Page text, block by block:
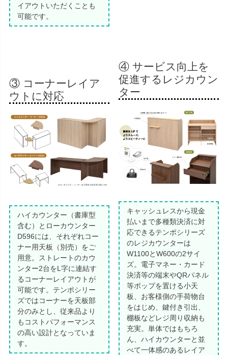
イアウトいただくことも
可能です。
③ コーナーレイア
ウトに対応
ハイカウンター（書庫型
含む）とローカウンター
D596には、それぞれコー
ナー用天板（別売）をご
用意。ストレートのカウ
ンター2台をL字に連結す
るコーナーレイアウトが
可能です。テンポシリー
ズではコーナーを天板部
分のみとし、従来品より
もコストパフォーマンス
の高い設計となっていま
す。
④ サービス向上を
促進するレジカウン
ター
キャッシュレスから現金
払いまで多種類決済に対
応できるテンポシリーズ
のレジカウンターは
W1100とW600の2サイ
ズ。電子マネー・カード
決済等の端末やQRパネル
等ポップを置ける小天
板、お客様側の手荷物台
をはじめ、鍵付き引出、
棚板などレジ周り収納も
充実。単体ではもちろ
ん、ハイカウンターと並
べて一体感のあるレイア